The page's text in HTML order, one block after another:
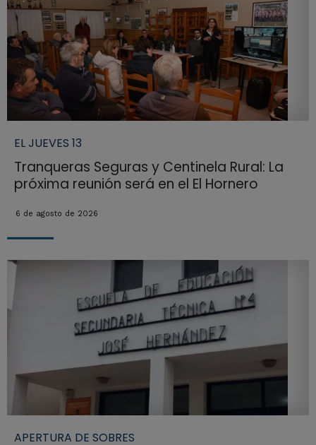
EL JUEVES 13
Tranqueras Seguras y Centinela Rural: La
próxima reunión será en el El Hornero
6 de agosto de 2026
APERTURA DE SOBRES